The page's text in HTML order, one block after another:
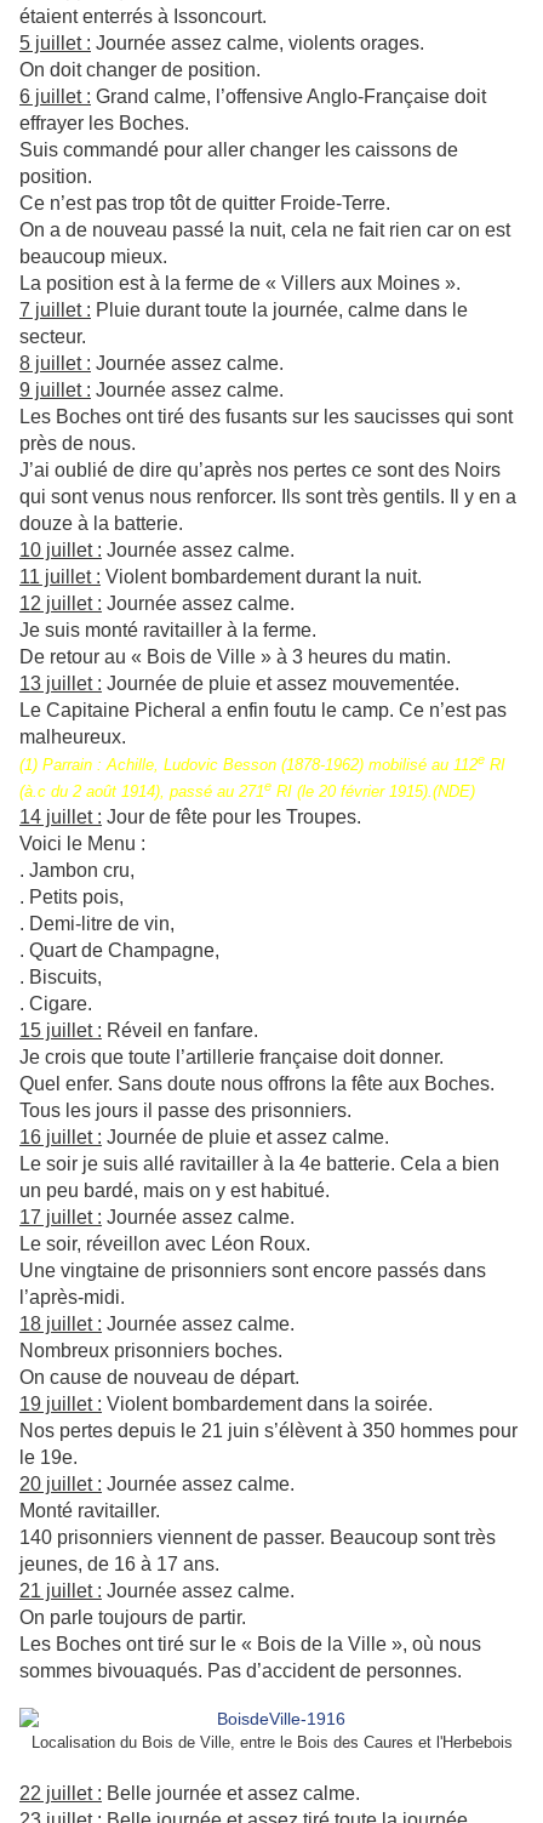
étaient enterrés à Issoncourt.
5 juillet : Journée assez calme, violents orages.
On doit changer de position.
6 juillet : Grand calme, l’offensive Anglo-Française doit
effrayer les Boches.
Suis commandé pour aller changer les caissons de
position.
Ce n’est pas trop tôt de quitter Froide-Terre.
On a de nouveau passé la nuit, cela ne fait rien car on est
beaucoup mieux.
La position est à la ferme de « Villers aux Moines ».
7 juillet : Pluie durant toute la journée, calme dans le
secteur.
8 juillet : Journée assez calme.
9 juillet : Journée assez calme.
Les Boches ont tiré des fusants sur les saucisses qui sont
près de nous.
J’ai oublié de dire qu’après nos pertes ce sont des Noirs
qui sont venus nous renforcer. Ils sont très gentils. Il y en a
douze à la batterie.
10 juillet : Journée assez calme.
11 juillet : Violent bombardement durant la nuit.
12 juillet : Journée assez calme.
Je suis monté ravitailler à la ferme.
De retour au « Bois de Ville » à 3 heures du matin.
13 juillet : Journée de pluie et assez mouvementée.
Le Capitaine Picheral a enfin foutu le camp. Ce n’est pas
malheureux.
(1) Parrain : Achille, Ludovic Besson (1878-1962) mobilisé au 112e RI
(à.c du 2 août 1914), passé au 271e RI (le 20 février 1915).(NDE)
14 juillet : Jour de fête pour les Troupes.
Voici le Menu :
. Jambon cru,
. Petits pois,
. Demi-litre de vin,
. Quart de Champagne,
. Biscuits,
. Cigare.
15 juillet : Réveil en fanfare.
Je crois que toute l’artillerie française doit donner.
Quel enfer. Sans doute nous offrons la fête aux Boches.
Tous les jours il passe des prisonniers.
16 juillet : Journée de pluie et assez calme.
Le soir je suis allé ravitailler à la 4e batterie. Cela a bien
un peu bardé, mais on y est habitué.
17 juillet : Journée assez calme.
Le soir, réveillon avec Léon Roux.
Une vingtaine de prisonniers sont encore passés dans
l’après-midi.
18 juillet : Journée assez calme.
Nombreux prisonniers boches.
On cause de nouveau de départ.
19 juillet : Violent bombardement dans la soirée.
Nos pertes depuis le 21 juin s’élèvent à 350 hommes pour
le 19e.
20 juillet : Journée assez calme.
Monté ravitailler.
140 prisonniers viennent de passer. Beaucoup sont très
jeunes, de 16 à 17 ans.
21 juillet : Journée assez calme.
On parle toujours de partir.
Les Boches ont tiré sur le « Bois de la Ville », où nous
sommes bivouaqués. Pas d’accident de personnes.
Localisation du Bois de Ville, entre le Bois des Caures et l'Herbebois
22 juillet : Belle journée et assez calme.